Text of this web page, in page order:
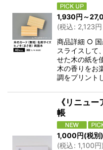
1,930円 ～
(税込: 2,123円
商品詳細 ○ 国
スライスして
せた木の紙を
木の香りをお
調をプリント
《リニュ
帳
1,000円(税別)
(税込: 1,100円)